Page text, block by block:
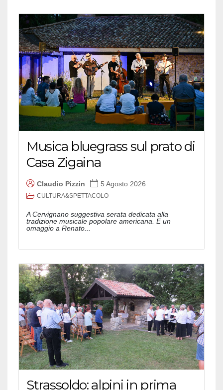
Musica bluegrass sul prato di
Casa Zigaina
Claudio Pizzin 5 Agosto 2026
CULTURA&SPETTACOLO
A Cervignano suggestiva serata dedicata alla
tradizione musicale popolare americana. E un
omaggio a Renato...
Strassoldo: alpini in prima